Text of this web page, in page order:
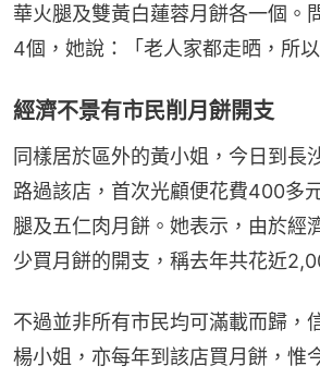
華火腿及雙黃白蓮蓉月餅各一個。
4個，她說：「老人家都走晒，所以
經濟不景有市民削月餅開支
同樣居於區外的黃小姐，今日到長
路過該店，首次光顧便花費400多
腿及五仁肉月餅。她表示，由於經
少買月餅的開支，稱去年共花近
不過並非所有市民均可滿載而歸，
楊小姐，亦每年到該店買月餅，惟